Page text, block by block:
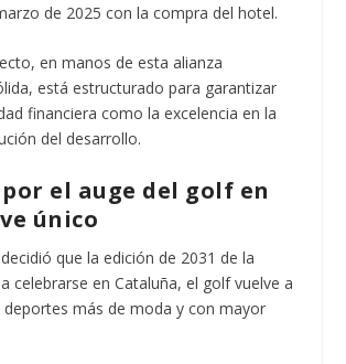
de 2025 con la compra del hotel.
en manos de esta alianza
está estructurado para garantizar
financiera como la excelencia en la
del desarrollo.
el auge del golf en
único
que la edición de 2031 de la
celebrarse en Cataluña, el golf vuelve a
deportes más de moda y con mayor